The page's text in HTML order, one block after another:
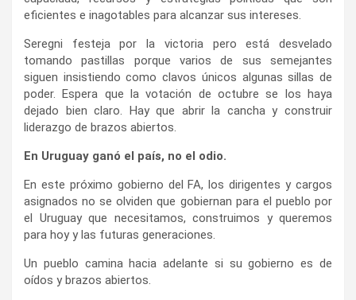
eficientes e inagotables para alcanzar sus intereses.
Seregni festeja por la victoria pero está desvelado
tomando pastillas porque varios de sus semejantes
siguen insistiendo como clavos únicos algunas sillas de
poder. Espera que la votación de octubre se los haya
dejado bien claro. Hay que abrir la cancha y construir
liderazgo de brazos abiertos.
En Uruguay ganó el país, no el odio.
En este próximo gobierno del FA, los dirigentes y cargos
asignados no se olviden que gobiernan para el pueblo por
el Uruguay que necesitamos, construimos y queremos
para hoy y las futuras generaciones.
Un pueblo camina hacia adelante si su gobierno es de
oídos y brazos abiertos.